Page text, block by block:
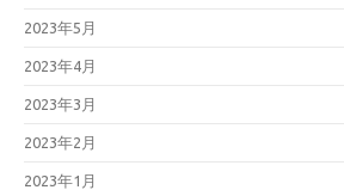
2023年5月
2023年4月
2023年3月
2023年2月
2023年1月